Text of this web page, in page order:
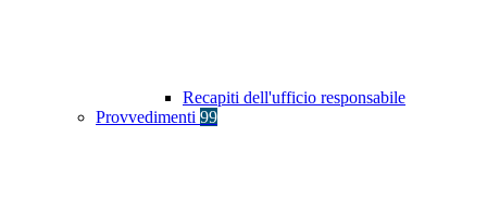
Recapiti dell'ufficio responsabile
Provvedimenti 99